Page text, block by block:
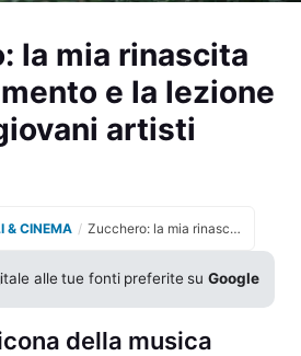
la mia rinascita
e la lezione
artisti
& CINEMA / Zucchero: la mia rinascita dopo il fallimento e la lezione per i giovani artisti
alle tue fonti preferite suGoogle
della musica